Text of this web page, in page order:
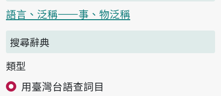
語言、泛稱——事、物泛稱
搜尋辭典
類型
用臺灣台語查詞目